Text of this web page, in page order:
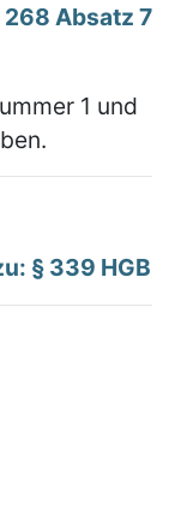
268 Absatz 7
1 und
§ 339 HGB